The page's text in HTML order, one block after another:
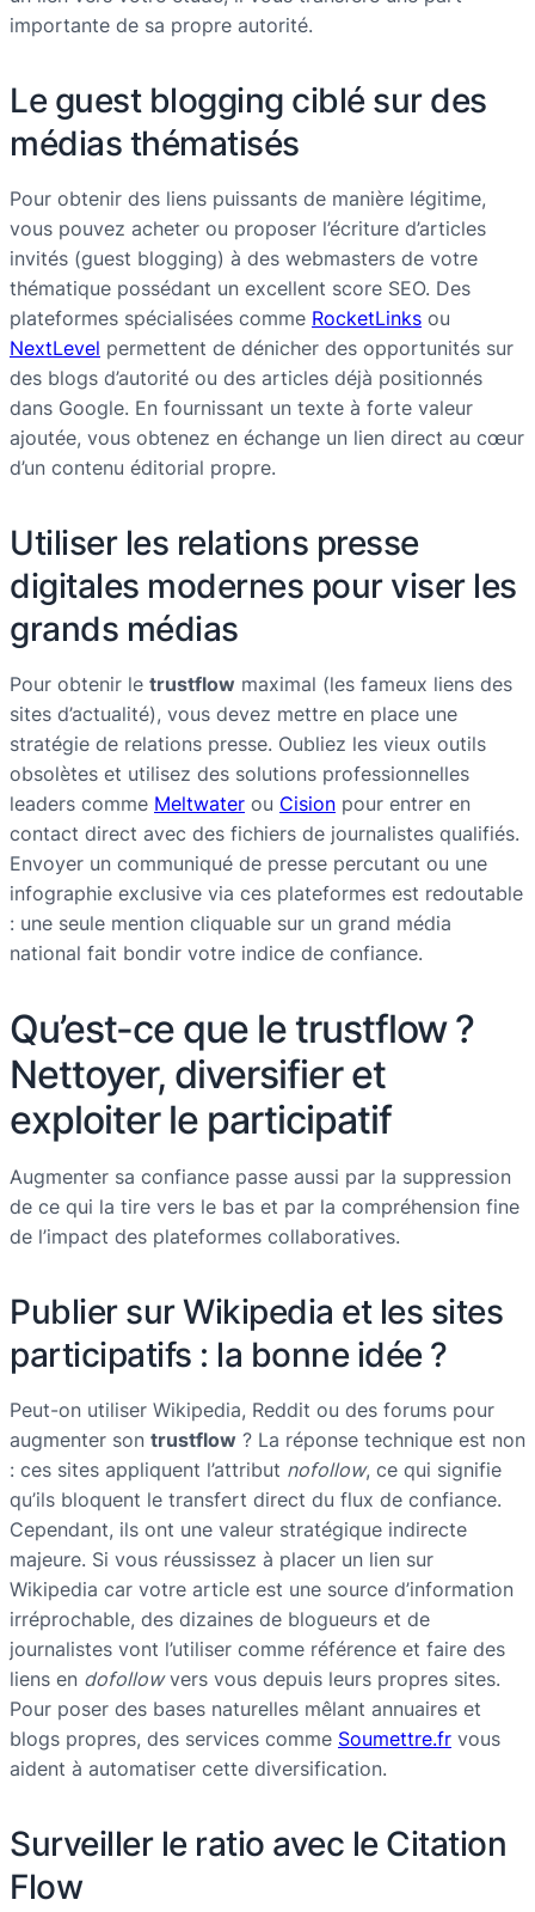
importante de sa propre autorité.
Le guest blogging ciblé sur des
médias thématisés
Pour obtenir des liens puissants de manière légitime,
vous pouvez acheter ou proposer l’écriture d’articles
invités (guest blogging) à des webmasters de votre
thématique possédant un excellent score SEO. Des
plateformes spécialisées comme RocketLinks ou
NextLevel permettent de dénicher des opportunités sur
des blogs d’autorité ou des articles déjà positionnés
dans Google. En fournissant un texte à forte valeur
ajoutée, vous obtenez en échange un lien direct au cœur
d’un contenu éditorial propre.
Utiliser les relations presse
digitales modernes pour viser les
grands médias
Pour obtenir le trustflow maximal (les fameux liens des
sites d’actualité), vous devez mettre en place une
stratégie de relations presse. Oubliez les vieux outils
obsolètes et utilisez des solutions professionnelles
leaders comme Meltwater ou Cision pour entrer en
contact direct avec des fichiers de journalistes qualifiés.
Envoyer un communiqué de presse percutant ou une
infographie exclusive via ces plateformes est redoutable
: une seule mention cliquable sur un grand média
national fait bondir votre indice de confiance.
Qu’est-ce que le trustflow ?
Nettoyer, diversifier et
exploiter le participatif
Augmenter sa confiance passe aussi par la suppression
de ce qui la tire vers le bas et par la compréhension fine
de l’impact des plateformes collaboratives.
Publier sur Wikipedia et les sites
participatifs : la bonne idée ?
Peut-on utiliser Wikipedia, Reddit ou des forums pour
augmenter son trustflow ? La réponse technique est non
: ces sites appliquent l’attribut nofollow, ce qui signifie
qu’ils bloquent le transfert direct du flux de confiance.
Cependant, ils ont une valeur stratégique indirecte
majeure. Si vous réussissez à placer un lien sur
Wikipedia car votre article est une source d’information
irréprochable, des dizaines de blogueurs et de
journalistes vont l’utiliser comme référence et faire des
liens en dofollowvers vous depuis leurs propres sites.
Pour poser des bases naturelles mêlant annuaires et
blogs propres, des services comme Soumettre.fr vous
aident à automatiser cette diversification.
Surveiller le ratio avec le Citation
Flow